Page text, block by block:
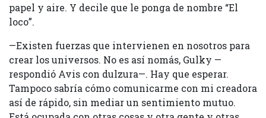
papel y aire. Y decile que le ponga de nombre “El
loco”.
—Existen fuerzas que intervienen en nosotros para
crear los universos. No es así nomás, Gulky —
respondió Avis con dulzura—. Hay que esperar.
Tampoco sabría cómo comunicarme con mi creadora
así de rápido, sin mediar un sentimiento mutuo.